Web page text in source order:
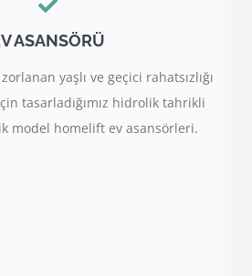
ASANSÖRÜ
yaşlı ve geçici rahatsızlığı
tasarladığımız hidrolik tahrikli
model homelift ev asansörleri.